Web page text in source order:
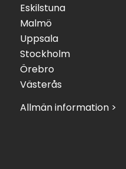
Eskilstuna
Malmö
Uppsala
Stockholm
Örebro
Västerås
Allmän information >